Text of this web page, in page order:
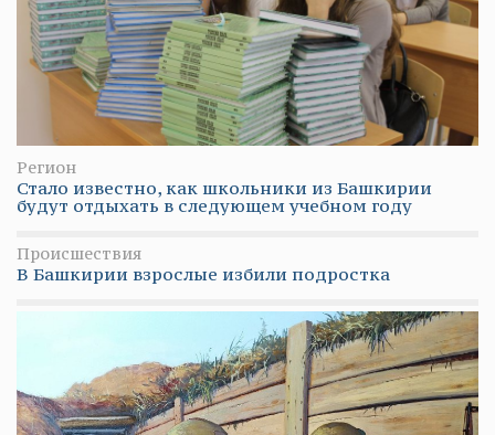
Регион
Стало известно, как школьники из Башкирии
будут отдыхать в следующем учебном году
Происшествия
В Башкирии взрослые избили подростка